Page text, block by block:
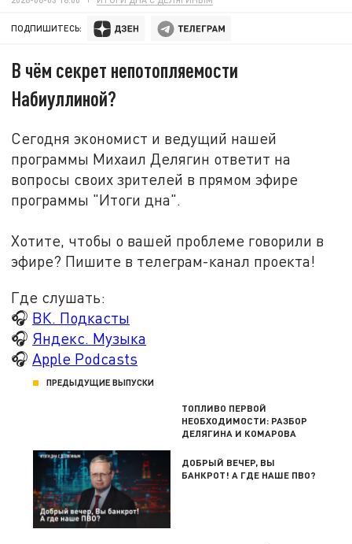
ПОДПИШИТЕСЬ:
В чём секрет непотопляемости
Набиуллиной?
Сегодня экономист и ведущий нашей
программы Михаил Делягин ответит на
вопросы своих зрителей в прямом эфире
программы "Итоги дна".
Хотите, чтобы о вашей проблеме говорили в
эфире? Пишите в телеграм-канал проекта!
Где слушать:
🎧 ВК. Подкасты
🎧 Яндекс. Музыка
🎧 Apple Podcasts
ПРЕДЫДУЩИЕ ВЫПУСКИ
ТОПЛИВО ПЕРВОЙ
НЕОБХОДИМОСТИ: РАЗБОР
ДЕЛЯГИНА И КОМАРОВА
ДОБРЫЙ ВЕЧЕР, ВЫ
БАНКРОТ! А ГДЕ НАШЕ ПВО?